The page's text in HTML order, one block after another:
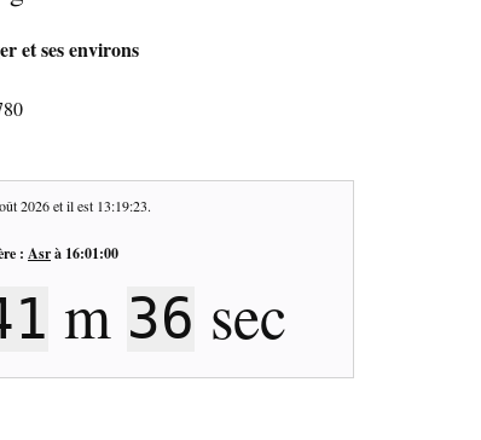
et ses environs
2026et il est 13:19:24.
: Asrà 16:01:00
m 35 sec